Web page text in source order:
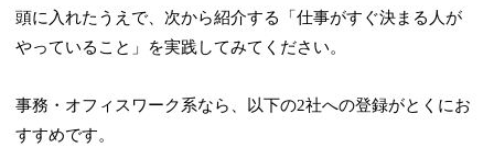
頭に入れたうえで、次から紹介する「仕事がすぐ決まる人が
やっていること」を実践してみてください。
事務・オフィスワーク系なら、以下の2社への登録がとくにお
すすめです。